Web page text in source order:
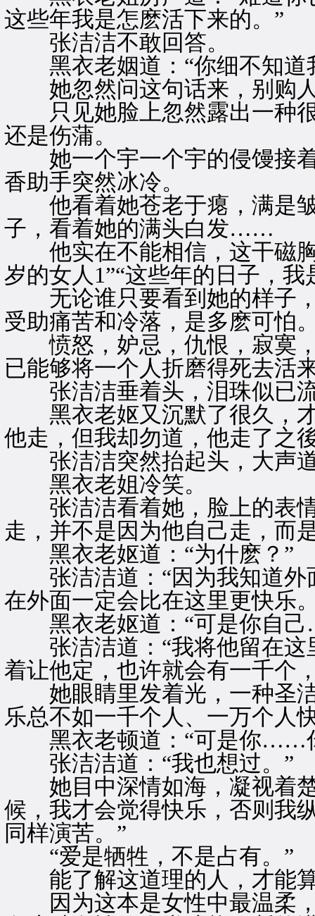
这些年我是怎麽活下来的。”
张洁洁不敢回答。
黑衣老姻道：“你细不知道
她忽然问这句话来，别购
只见她脸上忽然露出一种很
还是伤蒲。
她一个宇一个宇的侵馒接着
香助手突然冰冷。
他看着她苍老于瘪，满是皱
子，看着她的满头白发……
他实在不能相信，这干磁胸
岁的女人1”“这些年的日子，
无论谁只要看到她的样子，
受助痛苦和冷落，是多麽可怕
愤怒，妒忌，仇恨，寂寞，
已能够将一个人折磨得死去活
张洁洁垂着头，泪珠似已
黑衣老妪又沉默了很久，才
他走，但我却勿道，他走了之
张洁洁突然抬起头，大声道
黑衣老姐冷笑。
张洁洁看着她，脸上的表情
走，并不是因为他自己走，而
黑衣老妪道：“为什麽？”
张洁洁道：“因为我知道外
在外面一定会比在这里更快乐
黑衣老妪道：“可是你自
张洁洁道：“我将他留在这
着让他定，也许就会有一千个
她眼睛里发着光，一种圣洁
乐总不如一千个人、一万个人
黑衣老顿道：“可是你……你
张洁洁道：“我也想过。”
她目中深情如海，凝视着楚
候，我才会觉得快乐，否则我
同样演苦。”
“爱是牺牲，不是占有。”
能了解这道理的人，才能
因为这本是女性中最温柔，